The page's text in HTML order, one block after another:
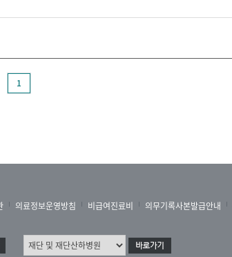
1
의료정보운영방침 비급여진료비 의무기록사본발급안내